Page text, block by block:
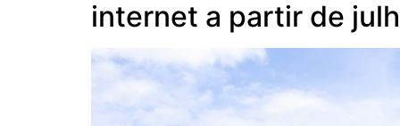
internet a partir de